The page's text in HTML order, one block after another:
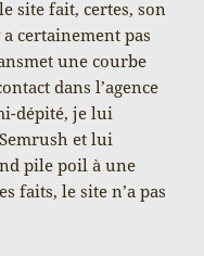
site fait, certes, son
certainement pas
une courbe
dans l’agence
dépité, je lui
et lui
pile poil à une
faits, le site n’a pas